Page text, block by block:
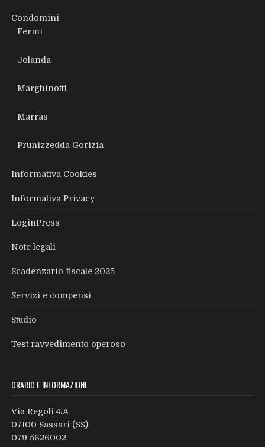
Condomini
Fermi
Jolanda
Marghinotti
Marras
Prunizzedda Gorizia
Informativa Cookies
Informativa Privacy
LoginPress
Note legali
Scadenzario fiscale 2025
Servizi e compensi
Studio
Test ravvedimento operoso
ORARIO E INFORMAZIONI
Via Regoli 4/A
07100 Sassari (SS)
079 5626002